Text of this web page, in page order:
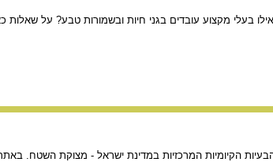
אילו בעלי מקצוע עובדים בגני חיות ובשמורות טבע? על
הקיומיות המרכזיות במדינת ישראל - מצוקת השטח.